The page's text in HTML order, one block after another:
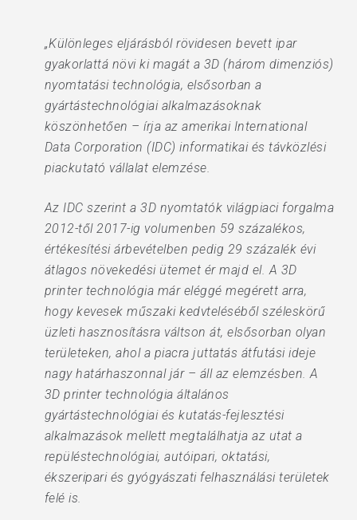
„Különleges eljárásból rövidesen bevett ipar
gyakorlattá növi ki magát a 3D (három dimenziós)
nyomtatási technológia, elsősorban a
gyártástechnológiai alkalmazásoknak
köszönhetően – írja az amerikai International
Data Corporation (IDC) informatikai és távközlési
piackutató vállalat elemzése.
Az IDC szerint a 3D nyomtatók világpiaci forgalma
2012-től 2017-ig volumenben 59 százalékos,
értékesítési árbevételben pedig 29 százalék évi
átlagos növekedési ütemet ér majd el. A 3D
printer technológia már eléggé megérett arra,
hogy kevesek műszaki kedvteléséből széleskörű
üzleti hasznosításra váltson át, elsősorban olyan
területeken, ahol a piacra juttatás átfutási ideje
nagy határhaszonnal jár – áll az elemzésben. A
3D printer technológia általános
gyártástechnológiai és kutatás-fejlesztési
alkalmazások mellett megtalálhatja az utat a
repüléstechnológiai, autóipari, oktatási,
ékszeripari és gyógyászati felhasználási területek
felé is.